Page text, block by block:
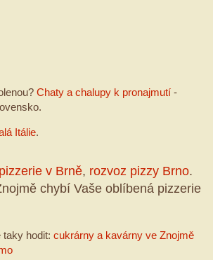
Chaty a chalupy k pronajmutí -
Itálie.
pizzerie v Brně, rozvoz pizzy Brno.
chybí Vaše oblíbená pizzerie
taky hodit: cukrárny a kavárny ve Znojmě